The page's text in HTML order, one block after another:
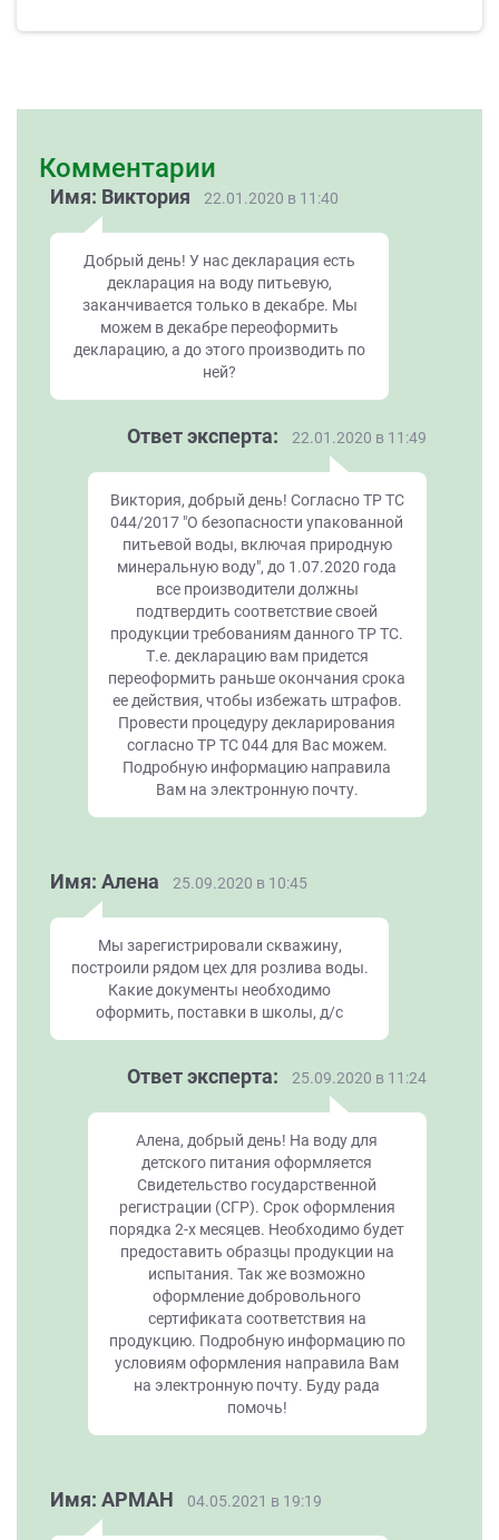
Комментарии
Имя: Виктория 22.01.2020 в 11:40
Добрый день! У нас декларация есть
декларация на воду питьевую,
заканчивается только в декабре. Мы
можем в декабре переоформить
декларацию, а до этого производить по
ней?
Ответ эксперта: 22.01.2020 в 11:49
Виктория, добрый день! Согласно ТР ТС
044/2017 "О безопасности упакованной
питьевой воды, включая природную
минеральную воду", до 1.07.2020 года
все производители должны
подтвердить соответствие своей
продукции требованиям данного ТР ТС.
Т.е. декларацию вам придется
переоформить раньше окончания срока
ее действия, чтобы избежать штрафов.
Провести процедуру декларирования
согласно ТР ТС 044 для Вас можем.
Подробную информацию направила
Вам на электронную почту.
Имя: Алена 25.09.2020 в 10:45
Мы зарегистрировали скважину,
построили рядом цех для розлива воды.
Какие документы необходимо
оформить, поставки в школы, д/с
Ответ эксперта: 25.09.2020 в 11:24
Алена, добрый день! На воду для
детского питания оформляется
Свидетельство государственной
регистрации (СГР). Срок оформления
порядка 2-х месяцев. Необходимо будет
предоставить образцы продукции на
испытания. Так же возможно
оформление добровольного
сертификата соответствия на
продукцию. Подробную информацию по
условиям оформления направила Вам
на электронную почту. Буду рада
помочь!
Имя: АРМАН 04.05.2021 в 19:19